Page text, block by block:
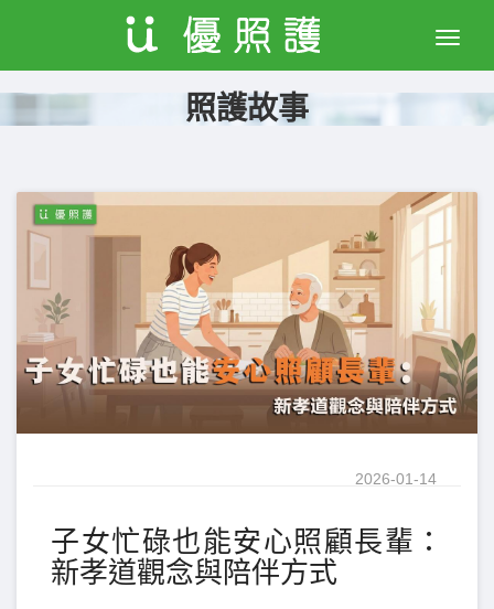
Toggle
照護故事
2026-01-14
子女忙碌也能安心照顧長輩：
新孝道觀念與陪伴方式